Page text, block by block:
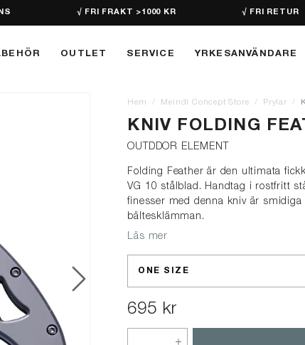
√ FRI FRAKT >1000 KR √ FRI RETUR
OUTLET SERVICE YRKESANVÄNDARE
Hem Meindl Concept Store Prylar
KNIV FOLDING
OUTDDOR ELEMENT
Folding Feather är den ultimata
VG 10 stålblad. Handtag i rostfritt
finesser med denna kniv är
bältesklämman.
Läs mer
ONE SIZE
695 kr